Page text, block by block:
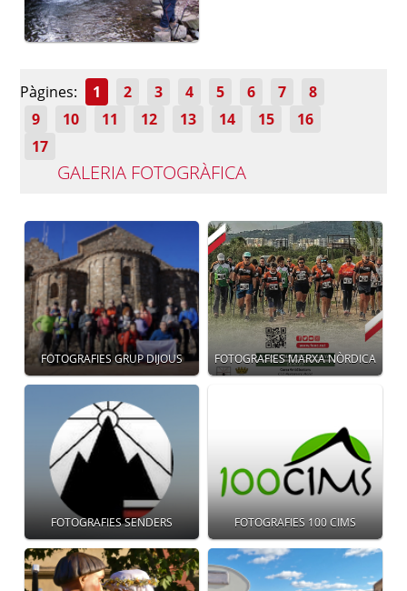
Pàgines: 1 2 3 4 5 6 7
8
9
10 11 12 13 14 15
16
17
GALERIA FOTOGRÀFICA
FOTOGRAFIES GRUP DIJOUS FOTOGRAFIES MARXA NÒRDICA
FOTOGRAFIES SENDERS FOTOGRAFIES 100 CIMS